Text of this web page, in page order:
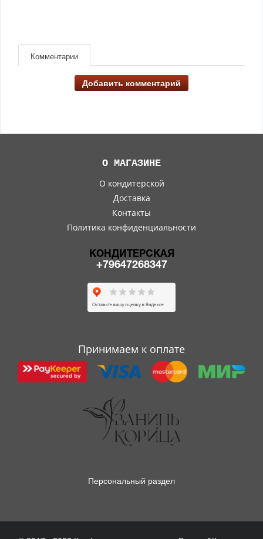
Комментарии
Добавить комментарий
О МАГАЗИНЕ
О кондитерской
Доставка
Контакты
Политика конфиденциальности
КОНДИТЕРСКАЯ
+79647268347
Принимаем к оплате
Персональный раздел